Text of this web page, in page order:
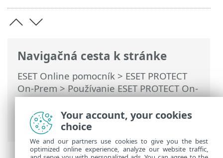
Navigačná cesta k stránke
ESET Online pomocník > ESET PROTECT
On-Prem>Používanie ESET PROTECT On-
Prem>Hlavné menu ESET PROTECT On-
Prem>Úlohy>Klientske úlohy > Izolovať
počítač od siete
Your account, your cookies
choice
We and our partners use cookies to give you the best
optimized online experience, analyze our website traffic,